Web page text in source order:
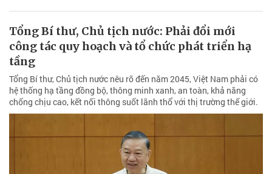
Tổng Bí thư, Chủ tịch nước: Phải đổi mới
công tác quy hoạch và tổ chức phát triển hạ
tầng
Tổng Bí thư, Chủ tịch nước nêu rõ đến năm 2045, Việt Nam phải có
hệ thống hạ tầng đồng bộ, thông minh xanh, an toàn, khả năng
chống chịu cao, kết nối thông suốt lãnh thổ với thị trường thế giới.